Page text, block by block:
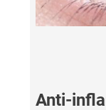
Anti-